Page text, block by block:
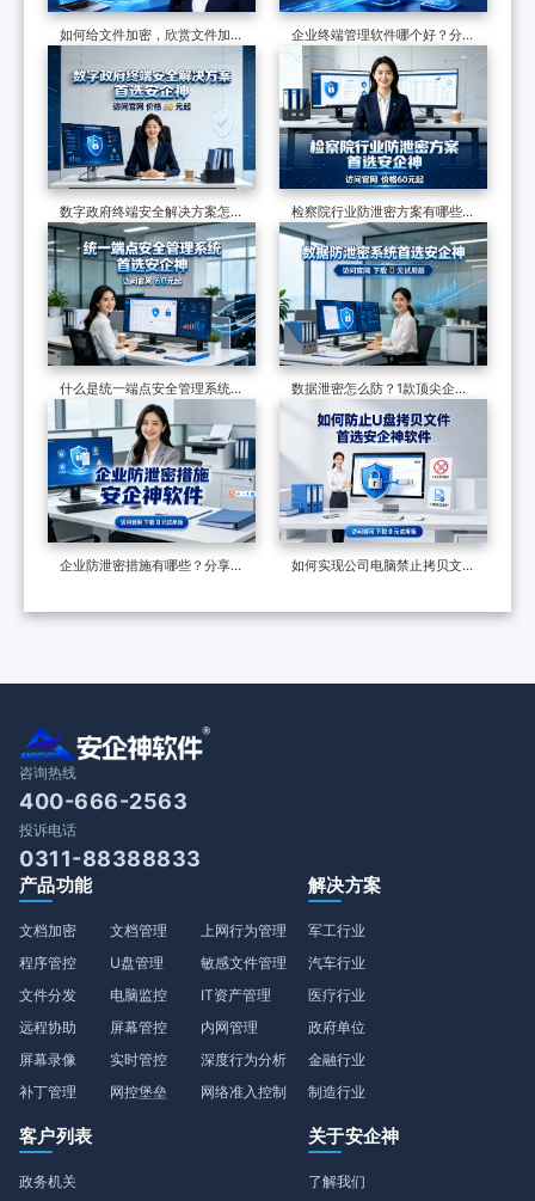
如何给文件加密，欣赏文件加密
软件的7个防泄密措施，可加密
可审计
企业终端管理软件哪个好？分享
一款软件的七大功能，防护终端
安全超有效
数字政府终端安全解决方案怎么
做？终端安全管理系统如何守护
政企终端安全？
检察院行业防泄密方案有哪些？
制度和软件技术的构建，适合全
国检察院批量部署
什么是统一端点安全管理系统？
六个核心功能了解它的真面目
数据泄密怎么防？1款顶尖企业
级数据防泄漏系统力荐，效果很
企业防泄密措施有哪些？分享一
维度措施
如何实现公司电脑禁止拷贝文件
咨询热线
400-666-2563
投诉电话
0311-88388833
产品功能
文档加密
程序管控
文件分发
远程协助
屏幕录像
补丁管理
文档管理
U盘管理
电脑监控
屏幕管控
实时管控
网控堡垒
上网行为管理
敏感文件管理
IT资产管理
内网管理
深度行为分析
网络准入控制
解决方案
军工行业
汽车行业
医疗行业
政府单位
金融行业
制造行业
客户列表
政务机关
关于安企神
了解我们